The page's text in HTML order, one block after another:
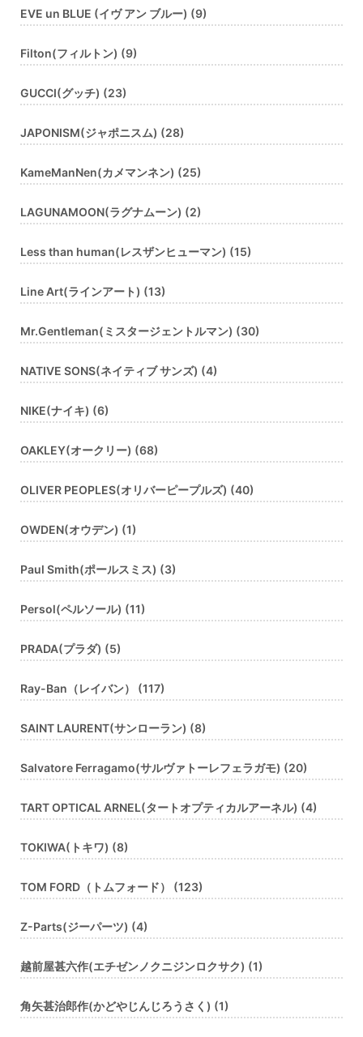
EVE un BLUE (イヴ アン ブルー) (9)
Filton(フィルトン) (9)
GUCCI(グッチ) (23)
JAPONISM(ジャポニスム) (28)
KameManNen(カメマンネン) (25)
LAGUNAMOON(ラグナムーン) (2)
Less than human(レスザンヒューマン) (15)
Line Art(ラインアート) (13)
Mr.Gentleman(ミスタージェントルマン) (30)
NATIVE SONS(ネイティブ サンズ) (4)
NIKE(ナイキ) (6)
OAKLEY(オークリー) (68)
OLIVER PEOPLES(オリバーピープルズ) (40)
OWDEN(オウデン) (1)
Paul Smith(ポールスミス) (3)
Persol(ペルソール) (11)
PRADA(プラダ) (5)
Ray-Ban（レイバン） (117)
SAINT LAURENT(サンローラン) (8)
Salvatore Ferragamo(サルヴァトーレフェラガモ) (20)
TART OPTICAL ARNEL(タートオプティカルアーネル) (4)
TOKIWA(トキワ) (8)
TOM FORD（トムフォード） (123)
Z-Parts(ジーパーツ) (4)
越前屋甚六作(エチゼンノクニジンロクサク) (1)
角矢甚治郎作(かどやじんじろうさく) (1)